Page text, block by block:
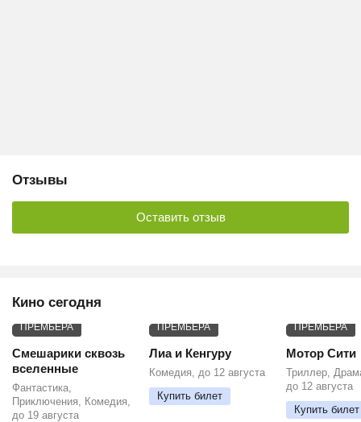
Отзывы
Оставить отзыв
Кино сегодня
ПРЕМЬЕРА
Смешарики сквозь
вселенные
Фантастика,
Приключения, Комедия,
до 19 августа
ПРЕМЬЕРА
Лиа и Кенгуру
Комедия, до 12 августа
Купить билет
ПРЕМЬЕРА
Мотор Сити
Триллер,
до 12 августа
Купить билет